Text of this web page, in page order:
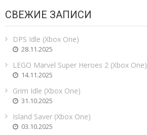
СВЕЖИЕ ЗАПИСИ
DPS Idle (Xbox One)
28.11.2025
LEGO Marvel Super Heroes 2 (Xbox One)
14.11.2025
Grim Idle (Xbox One)
31.10.2025
Island Saver (Xbox One)
03.10.2025